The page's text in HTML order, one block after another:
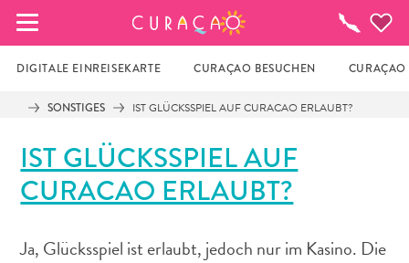
To-
do-
Liste
SONSTIGES IST GLÜCKSSPIEL AUF CURACAO ERLAUBT?
DIGITALE EINREISEKARTE CURAÇAO BESUCHEN CURAÇAO
IST GLÜCKSSPIEL AUF
CURACAO ERLAUBT?
Ja, Glücksspiel ist erlaubt, jedoch nur im Kasino. Die
MEINE FAVORITEN
Lieblingsorte in Curaçao gespeichert
haben.
Sie auf das